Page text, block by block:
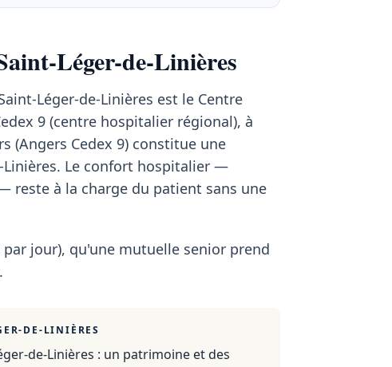
Léger-de-Linières
Léger-de-Linières est le Centre
9 (centre hospitalier régional), à
(Angers Cedex 9) constitue une
Linières. Le confort hospitalier —
reste à la charge du patient sans une
par jour), qu'une mutuelle senior prend
DE-LINIÈRES
de-Linières : un patrimoine et des